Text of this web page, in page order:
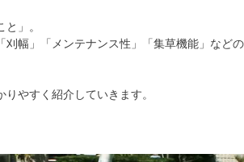
」。
幅」「メンテナンス性」「集草機能」など
やすく紹介していきます。